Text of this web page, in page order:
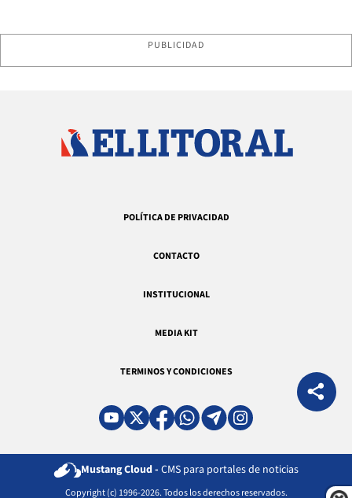
PUBLICIDAD
POLÍTICA DE PRIVACIDAD
CONTACTO
INSTITUCIONAL
MEDIA KIT
TERMINOS Y CONDICIONES
Mustang Cloud - CMS para portales de noticias
Copyright (c) 1996-2026. Todos los derechos reservados.